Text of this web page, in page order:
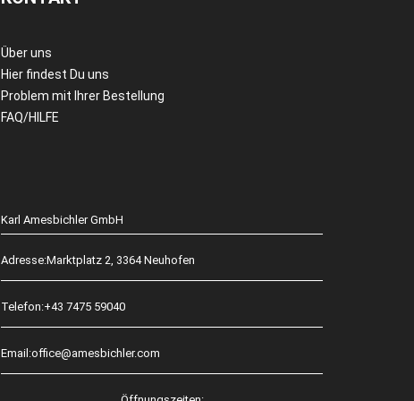
Über uns
Hier findest Du uns
Problem mit Ihrer Bestellung
FAQ/HILFE
Karl Amesbichler GmbH
Adresse:Marktplatz 2, 3364 Neuhofen
Telefon:+43 7475 59040
Email:office@amesbichler.com